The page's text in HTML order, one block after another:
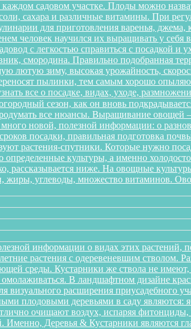
садовом участке. Плоды можно
сахара и различные витамины. При
для приготовления варенья,
человек научился их выращивать у себя
с легкостью справиться с посадкой
смородина. Правильно подобранная
лютую зиму, высокая урожайность,
пылинки, тем самым хорошо
все о посадке, видах, уходе,
сезон, как он вновь
все нюансы. Выращивание овощей
новой, полезной информации: о
посадки, правильная подготовка
растения-спутники. Которые нужно
культуры, а именно
рассказывается ниже. На овощные
жиры, углеводы, множество витаминов.
информации о видах этих растений,
растения с одеревеневшим
среды. Кустарники же ствола не
В ландшафтном дизайне
расширения приусадебного
плодовыми деревьями в саду являются:
очищают воздух, испаряя фитонциды,
Деревья & Кустарники являются